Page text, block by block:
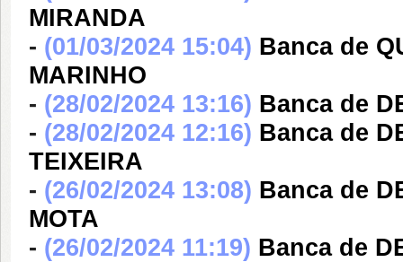
MIRANDA
- (01/03/2024 15:04) Banca de
MARINHO
- (28/02/2024 13:16) Banca de
- (28/02/2024 12:16) Banca de
TEIXEIRA
- (26/02/2024 13:08) Banca de
MOTA
- (26/02/2024 11:19) Banca de